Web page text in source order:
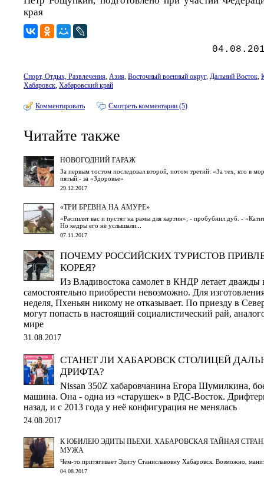
края
Спорт, Отдых, Развлечения, Азия, Восточный военный округ, Дальний Восток,
Хабаровск, Хабаровский край
Комментировать Смотреть комментарии (5)
Читайте также
НОВОГОДНИЙ ГАРАЖ
За первым тостом последовал второй, потом третий: «За тех, кто в
пятый - за «Здоровье»
29.12.2017
«ТРИ БРЕВНА НА АМУРЕ»
«Распилят вас и пустят на рамы для картин», - пробубнил дуб. -
Но кедры его не услышали...
07.11.2017
ПОЧЕМУ РОССИЙСКИХ ТУРИСТОВ
КОРЕЯ?
Из Владивостока самолет в КНДР летает дважды
самостоятельно приобрести невозможно. Для
неделя, Пхеньян никому не отказывает. По приезду в
могут попасть в настоящий социалистический рай,
мире
31.08.2017
СТАНЕТ ЛИ ХАБАРОВСК СТОЛИЦЕЙ
ДРИФТА?
Nissan 350Z хабаровчанина Егора Шумилкина,
машина. Она - одна из «старушек» в РДС-Восток.
назад, и с 2013 года у неё конфигурация не менялась
24.08.2017
К ЮБИЛЕЮ ЭДИТЫ ПЬЕХИ. ХАБАРОВСКАЯ ТАЙНАЯ
МУЖА
Чем-то притягивает Эдиту Станиславовну Хабаровск. Возможно,
04.08.2017